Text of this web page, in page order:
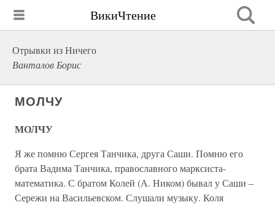
ВикиЧтение
Отрывки из Ничего
Ванталов Борис
МОЛЧУ
МОЛЧУ
Я же помню Сергея Танчика, друга Саши. Помню его
брата Вадима Танчика, православного марксиста-
математика. С братом Колей (А. Ником) бывал у Саши –
Сережи на Васильевском. Слушали музыку. Коля